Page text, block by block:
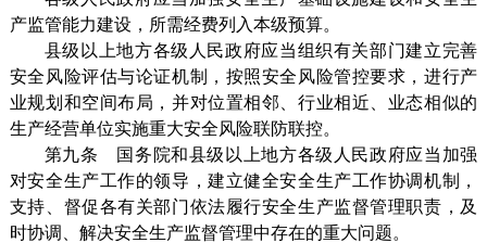
产监管能力建设，所需经费列入本级预算。
县级以上地方各级人民政府应当组织有关部门建立完善
安全风险评估与论证机制，按照安全风险管控要求，进行产
业规划和空间布局，并对位置相邻、行业相近、业态相似的
生产经营单位实施重大安全风险联防联控。
第九条 国务院和县级以上地方各级人民政府应当加强
对安全生产工作的领导，建立健全安全生产工作协调机制，
支持、督促各有关部门依法履行安全生产监督管理职责，及
时协调、解决安全生产监督管理中存在的重大问题。